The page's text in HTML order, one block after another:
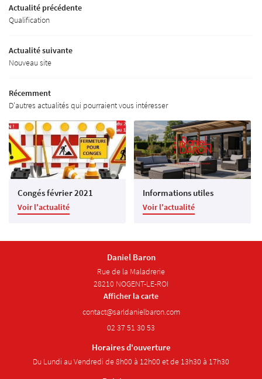
Accueil
Gros Oeuvre
Galerie
Avis
Actualités
Contact
Restez
Inscription
Rejoignez-
Actualité précédente
Qualification
Actualité suivante
Nouveau site
Récemment
D'autres actualités qui pourraient vous intéresser
Congés février 2021
Voir l'actualité
Informations utiles
Voir l'actualité
Daniel Baron
Rue de la Maladrerie
28210 NOGENT-LE-ROI
Afficher la carte
02 37 51 30 53
Horaires d'ouverture
Du Lundi au Vendredi de 8h00 à 12h00 et de 13h30 à 17h30